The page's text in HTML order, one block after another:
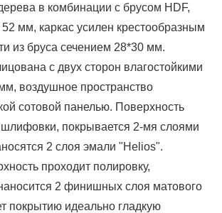
в комбинации с брусом HDF,
мм, каркас усилен крестообразным
из бруса сечением 28*30 мм.
с двух сторон влагостойкими
воздушное пространство
сотовой панелью. Поверхность
покрывается 2-мя слоями
2 слоя эмали "Helios".
проходит полировку,
2 финишных слоя матового
покрытию идеально гладкую